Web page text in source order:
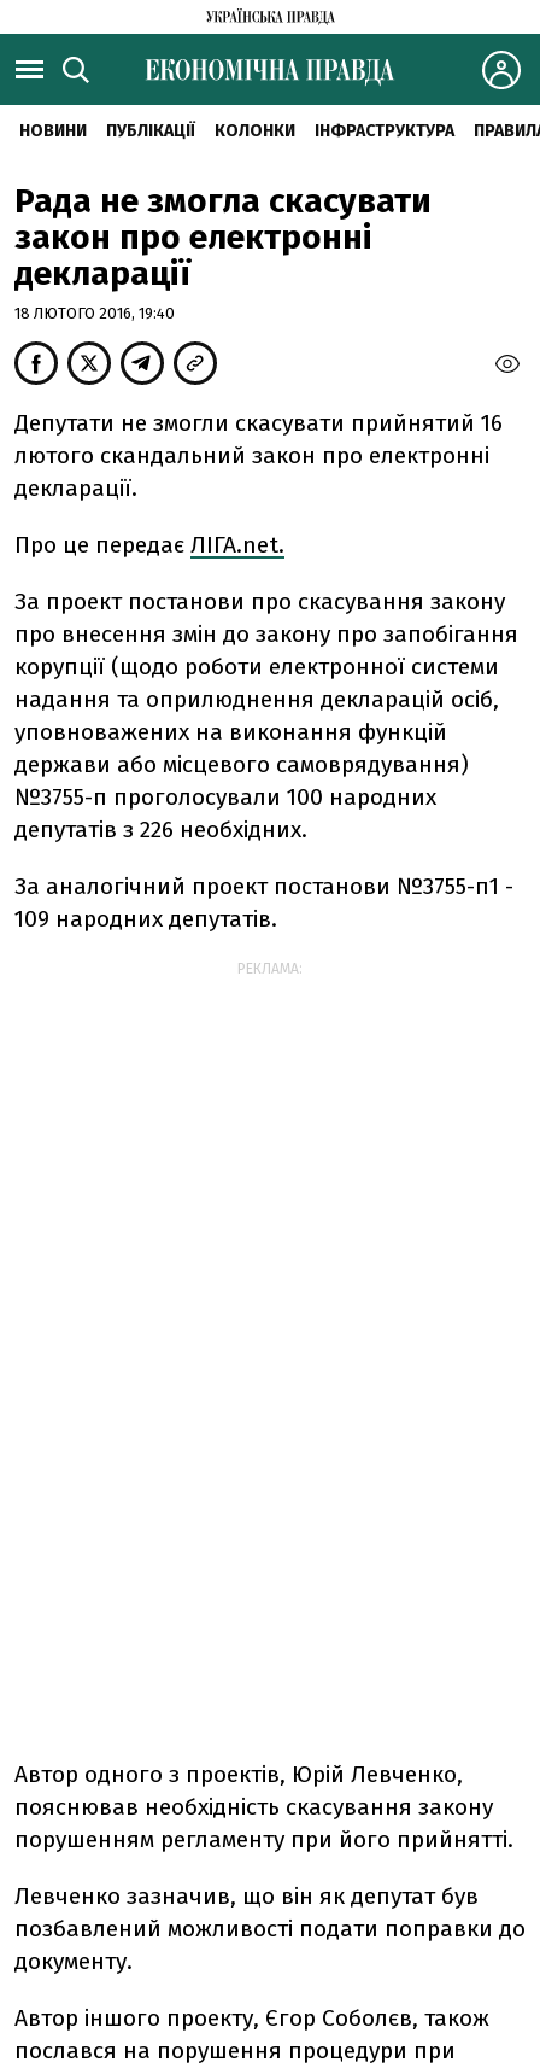
НОВИНИ ПУБЛІКАЦІЇ КОЛОНКИ ІНФРАСТРУКТУРА
Рада не змогла скасувати
закон про електронні
декларації
18 ЛЮТОГО 2016, 19:40
Депутати не змогли скасувати прийнятий 16
лютого скандальний закон про електронні
декларації.
Про це передає ЛІГА.net.
За проект постанови про скасування закону
про внесення змін до закону про запобігання
корупції (щодо роботи електронної системи
надання та оприлюднення декларацій осіб,
уповноважених на виконання функцій
держави або місцевого самоврядування)
№3755-п проголосували 100 народних
депутатів з 226 необхідних.
За аналогічний проект постанови №3755-п1 -
109 народних депутатів.
РЕКЛАМА:
Автор одного з проектів, Юрій Левченко,
пояснював необхідність скасування закону
порушенням регламенту при його прийнятті.
Левченко зазначив, що він як депутат був
позбавлений можливості подати поправки до
документу.
Автор іншого проекту, Єгор Соболєв, також
послався на порушення процедури при